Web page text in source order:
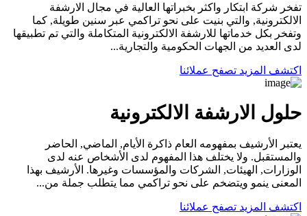
تفخر شركة ابتكار واكثر بخبراتها العالية في مجال الارشفة
الالكترونية, والتي بنيت على نحو تراكمي عبر سنين طويلة, كما
وتفخر بكل خدماتها للارشفة الالكترونية المتكاملة والتي تم تطبيقها
لدى العديد من الجهات الحكومية والتجارية...
اكتشف المزيد تصفح عملائنا
حلول الارشفة الالكترونية
يعتبر الأرشيف بمفهومه العام ذاكرة الأيام, الماضي, الحاضر
والمستقبل. ولا يختلف هذا المفهوم لدى الأشخاص عنه لدى
الوزارات, الهيئات, الشركات والمؤسسات وغيرها. الأرشيف بهذا
المعنى ينمو ويتضخم على نحو تراكمي مما يتطلب جملة من...
اكتشف المزيد تصفح عملائنا